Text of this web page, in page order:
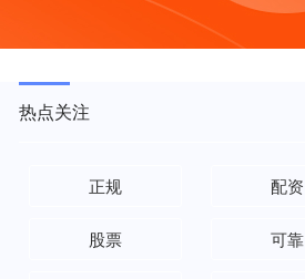
热点关注
正规 配资
股票 可靠